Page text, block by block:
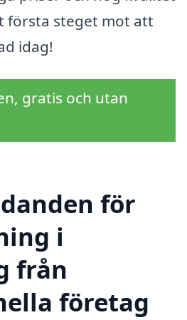
första steget mot att
idag!
gratis och utan
för
i
från
företag